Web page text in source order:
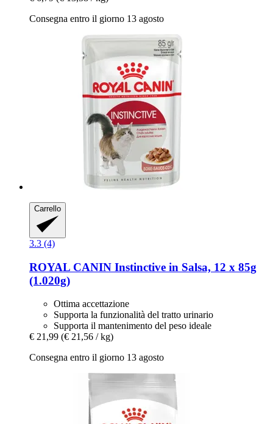
Consegna entro il giorno 13 agosto
Carrello
3.3 (4)
ROYAL CANIN Instinctive in Salsa, 12 x 85g
(1.020g)
Ottima accettazione
Supporta la funzionalità del tratto urinario
Supporta il mantenimento del peso ideale
€ 21,99 (€ 21,56 / kg)
Consegna entro il giorno 13 agosto